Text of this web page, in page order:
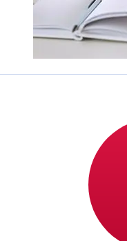
Bezorgtijden voor
Municipality Finance
variëren afhankelijk
van transacties.
duren meestal 1 tot 5
feestdagen en
hebben op de
Financede